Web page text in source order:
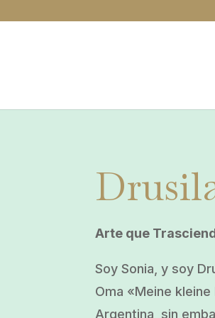
Arte que
Soy Sonia, y soy
Oma «Meine kleine
Argentina, sin